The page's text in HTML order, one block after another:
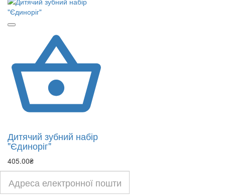
Дитячий зубний набір
"Єдиноріг"
405.00₴